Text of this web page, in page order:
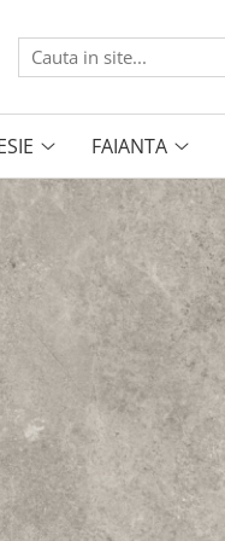
FAIANTA